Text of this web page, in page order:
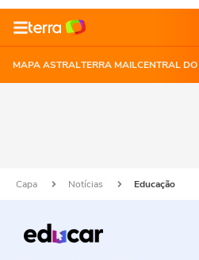
MAPA ASTRALTERRA MAILCENTRAL
Capa Notícias Educação